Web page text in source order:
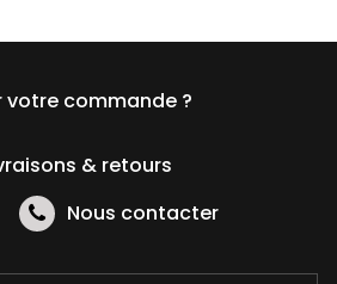
votre commande ?
& retours
Nous contacter